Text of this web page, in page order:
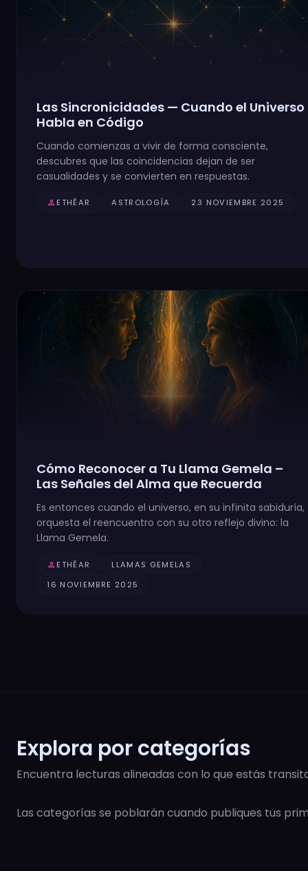
Las Sincronicidades — Cuando el Universo
Habla en Código
Cuando comienzas a vivir de forma consciente,
descubres que las coincidencias dejan de ser
casualidades y se convierten en respuestas.
personETHĒAR ASTROLOGÍA 23 NOVIEMBRE 2025
Cómo Reconocer a Tu Llama Gemela –
Las Señales del Alma que Recuerda
Es entonces cuando el universo, en su infinita sabiduría,
orquesta el reencuentro con su otro reflejo divino: la
Llama Gemela.
personETHĒAR
LLAMAS GEMELAS
16 NOVIEMBRE 2025
Explora por categorías
Encuentra lecturas alineadas con lo que estás
Las categorías se poblarán cuando publiques tus